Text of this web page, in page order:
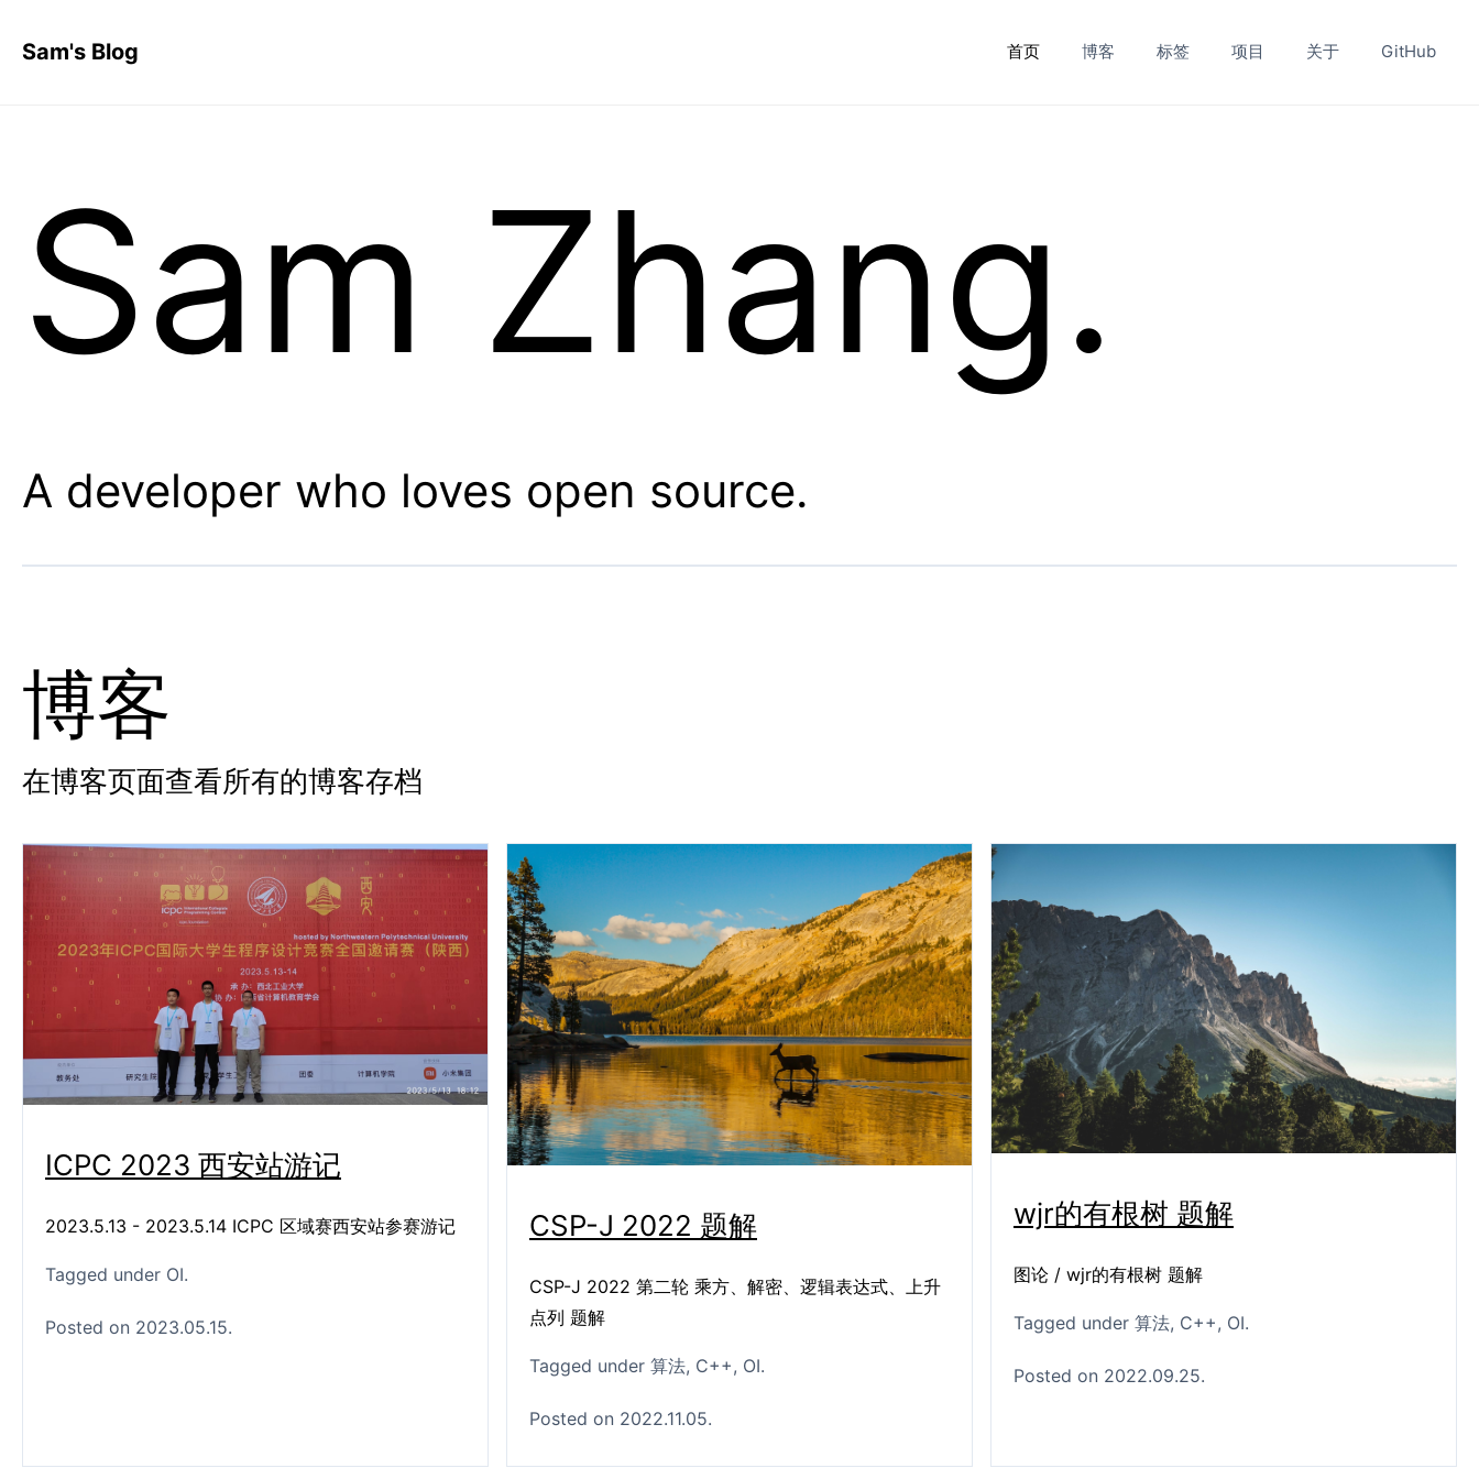
Sam's Blog 首页 博客 标签 项目 关于 GitHub
Sam Zhang.
A developer who loves open source.
博客
在博客页面查看所有的博客存档
ICPC 2023 西安站游记
2023.5.13 - 2023.5.14 ICPC 区域赛西安站参赛游记
Tagged under OI
Posted on 2023.05.15.
CSP-J 2022 题解
CSP-J 2022 第二轮 乘方、解密、逻辑表达式、上升
点列 题解
Tagged under 算法 C++ OI
Posted on 2022.11.05.
wjr的有根树 题解
图论 / wjr的有根树 题解
Tagged under 算法 C++ OI
Posted on 2022.09.25.